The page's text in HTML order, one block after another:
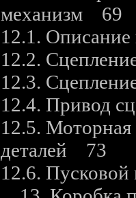
механизм 69
12.1.
12.2.
12.3.
12.4. Привод
12.5. Моторная
деталей 73
12.6.